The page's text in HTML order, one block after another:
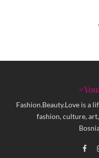
Fashion.Beauty.Love is a
fashion, culture,